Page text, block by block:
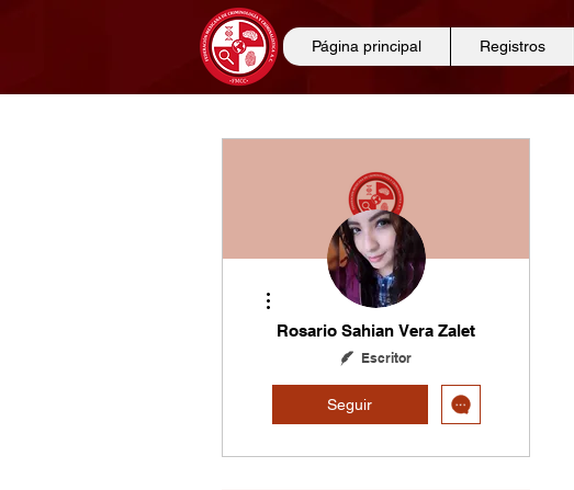
Página principal Registros
Rosario Sahian Vera Zalet
Escritor
Seguir
Más acciones